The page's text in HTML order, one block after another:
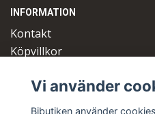
INFORMATION
Kontakt
Köpvillkor
Vi använder
Bibutiken använder